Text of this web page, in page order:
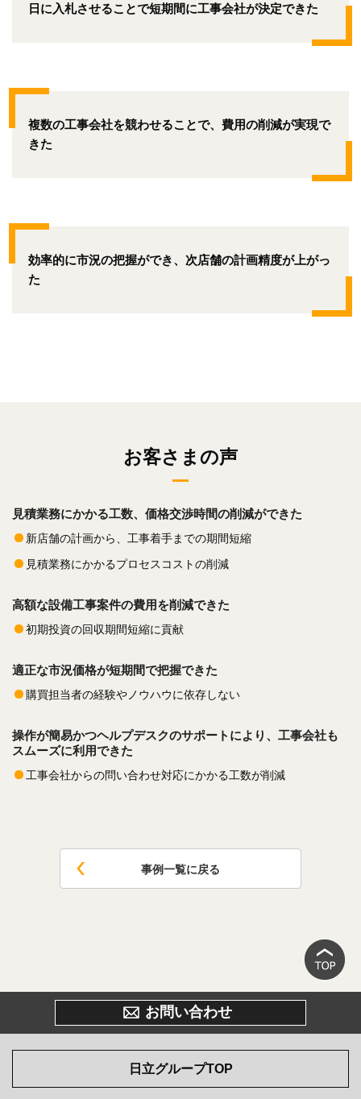
日に入札させることで短期間に工事会社が決定できた
複数の工事会社を競わせることで、費用の削減が実現で
きた
効率的に市況の把握ができ、次店舗の計画精度が上がっ
た
お客さまの声
見積業務にかかる工数、価格交渉時間の削減ができた
新店舗の計画から、工事着手までの期間短縮
見積業務にかかるプロセスコストの削減
高額な設備工事案件の費用を削減できた
初期投資の回収期間短縮に貢献
適正な市況価格が短期間で把握できた
購買担当者の経験やノウハウに依存しない
操作が簡易かつヘルプデスクのサポートにより、工事会社も
スムーズに利用できた
工事会社からの問い合わせ対応にかかる工数が削減
事例一覧に戻る
お問い合わせ
日立グループTOP